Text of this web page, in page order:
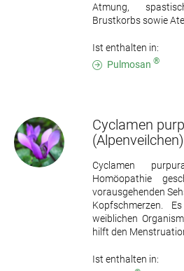
Atmung,
Brustkorbs sowie
Ist enthalten in:
Pulmosan ®
Cyclamen
(Alpenveilchen)
Cyclamen
Homöopathie
vorausgehenden
Kopfschmerzen.
weiblichen
hilft den
Ist enthalten in: